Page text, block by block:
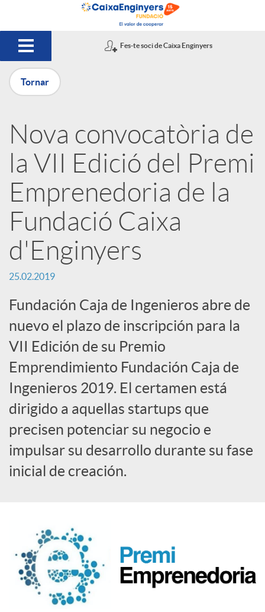
Fes-te soci de Caixa Enginyers
u
b
l
i
c
a
d
o
r
c
Tornar
Nova convocatòria de
la VII Edició del Premi
Emprenedoria de la
Fundació Caixa
d'Enginyers
25.02.2019
Fundación Caja de Ingenieros abre de
nuevo el plazo de inscripción para la
VII Edición de su Premio
Emprendimiento Fundación Caja de
Ingenieros 2019. El certamen está
dirigido a aquellas startups que
precisen potenciar su negocio e
impulsar su desarrollo durante su fase
inicial de creación.